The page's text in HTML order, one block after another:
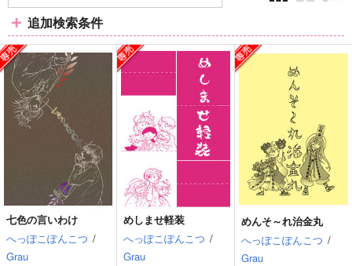
ム
表
ム
表
ム
表
追加検索条件
七色の言いわけ
へっぽこぽんこつ /
Grau
めしませ軽装
へっぽこぽんこつ /
Grau
めんそ～れ治金丸
へっぽこぽんこつ /
Grau